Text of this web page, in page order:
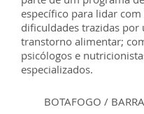
específico para lidar com
dificuldades trazidas por
transtorno alimentar;
psicólogos e
especializados.
BOTAFOGO / BARRA